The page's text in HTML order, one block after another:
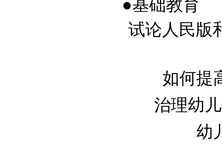
●基础教育
试论人民版
如何提
治理幼
幼